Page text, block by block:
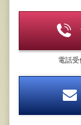
電話受